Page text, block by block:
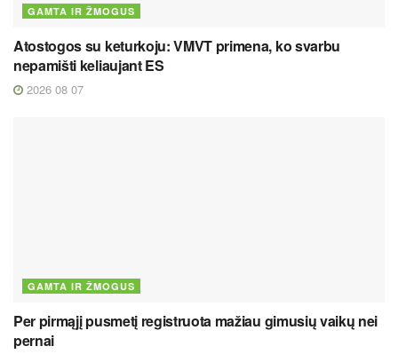
GAMTA IR ŽMOGUS
Atostogos su keturkoju: VMVT primena, ko svarbu
nepamišti keliaujant ES
2026 08 07
GAMTA IR ŽMOGUS
Per pirmąjį pusmetį registruota mažiau gimusių vaikų nei
pernai